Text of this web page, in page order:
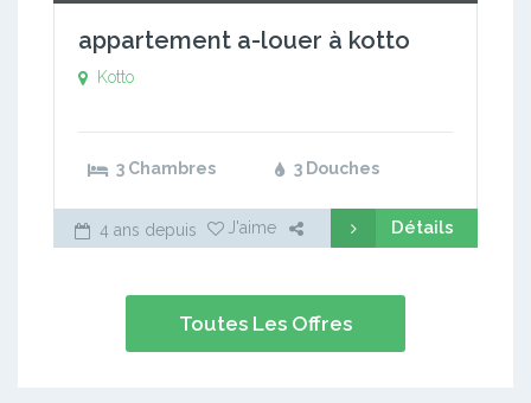
appartement a-louer à kotto
Kotto
3 Chambres 3 Douches
4 ans depuis J'aime Détails
Toutes Les Offres